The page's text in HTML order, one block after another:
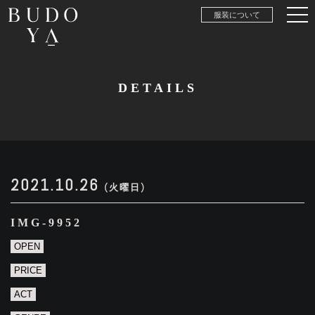
服装について
DETAILS
2021.10.26 (火曜日)
IMG-9952
OPEN
PRICE
ACT